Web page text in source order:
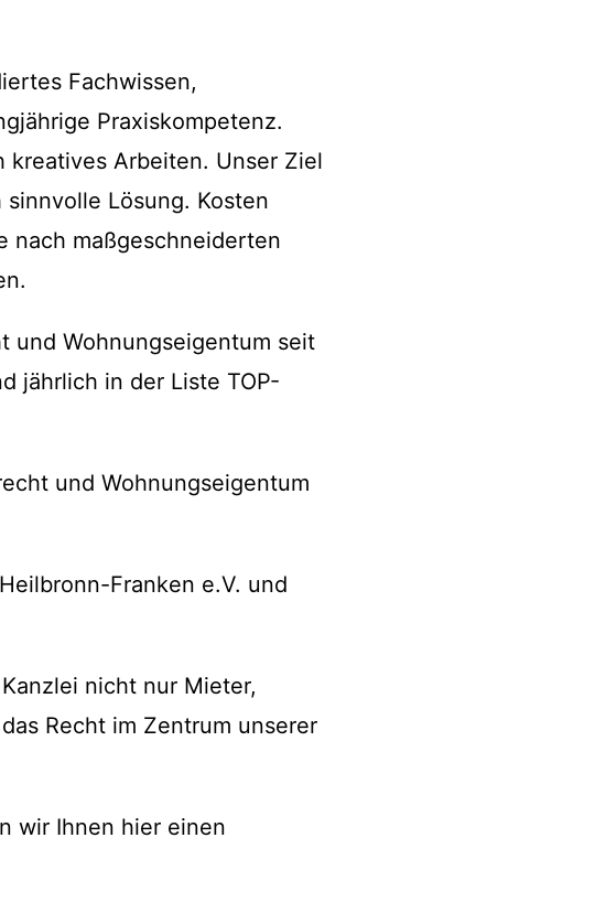
Fachwissen,
Praxiskompetenz.
kreatives Arbeiten. Unser Ziel
Lösung. Kosten
nach maßgeschneiderten
und Wohnungseigentum seit
jährlich in der Liste TOP-
und Wohnungseigentum
Franken e.V. und
nicht nur Mieter,
Recht im Zentrum unserer
wir Ihnen hier einen